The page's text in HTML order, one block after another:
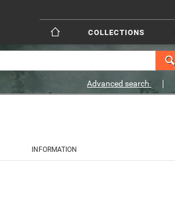
COLLECTIONS
Advanced search
INFORMATION